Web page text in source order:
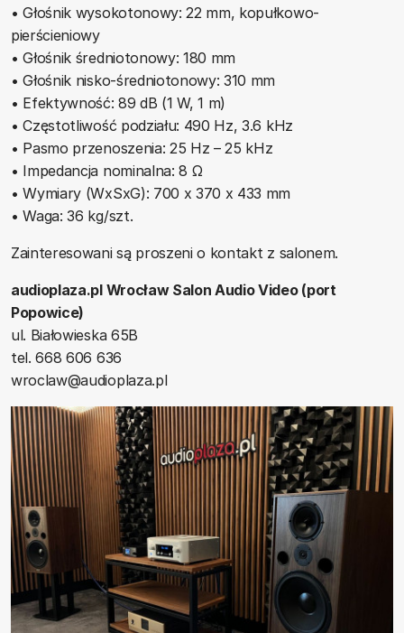
• Głośnik wysokotonowy: 22 mm, kopułkowo-
pierścieniowy
• Głośnik średniotonowy: 180 mm
• Głośnik nisko-średniotonowy: 310 mm
• Efektywność: 89 dB (1 W, 1 m)
• Częstotliwość podziału: 490 Hz, 3.6 kHz
• Pasmo przenoszenia: 25 Hz – 25 kHz
• Impedancja nominalna: 8 Ω
• Wymiary (WxSxG): 700 x 370 x 433 mm
• Waga: 36 kg/szt.
Zainteresowani są proszeni o kontakt z salonem.
audioplaza.pl Wrocław Salon Audio Video (port
Popowice)
ul. Białowieska 65B
tel. 668 606 636
wroclaw@audioplaza.pl